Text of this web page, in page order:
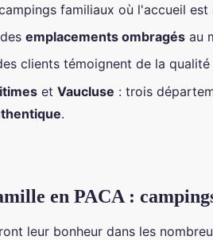
familiaux où l'accueil est
emplacements ombragés au
clients témoignent de la
et Vaucluse : trois
.
en PACA :
leur bonheur dans les